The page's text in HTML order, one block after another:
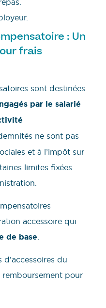
: Un
frais
sont destinées
par le salarié
ne sont pas
et à l’impôt sur
limites fixées
accessoire qui
de base
du
remboursement pour